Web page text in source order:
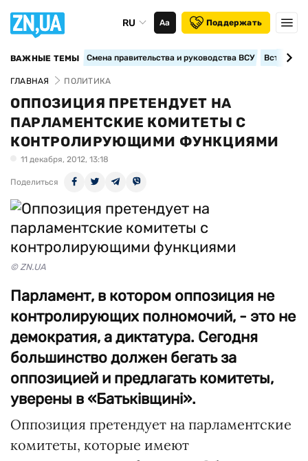
RU Аа Поддержать
ВАЖНЫЕ ТЕМЫ Смена правительства и руководства ВСУ
ГЛАВНАЯ ПОЛИТИКА
ОППОЗИЦИЯ ПРЕТЕНДУЕТ НА
ПАРЛАМЕНТСКИЕ КОМИТЕТЫ С
КОНТРОЛИРУЮЩИМИ ФУНКЦИЯМИ
11 декабря, 2012, 13:18
Поделиться
© ZN.UA
Парламент, в котором оппозиция не
контролирующих полномочий, - это не
демократия, а диктатура. Сегодня
большинство должен бегать за
оппозицией и предлагать комитеты,
уверены в «Батьківщині».
Оппозиция претендует на парламентские
комитеты, которые имеют